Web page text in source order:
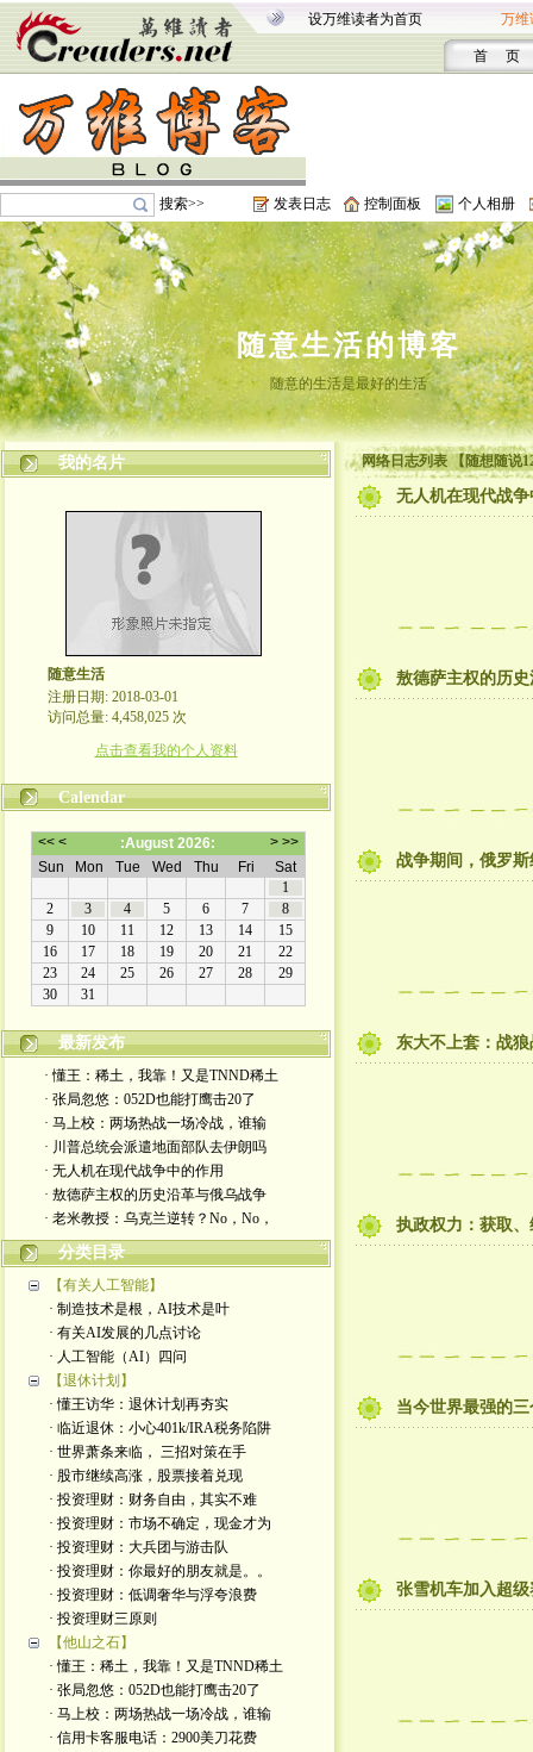
设万维读者为首页 万维
首 页
搜索>> 发表日志 控制面板 个人相册
随意生活的博客
随意的生活是最好的生活
我的名片
随意生活
注册日期: 2018-03-01
访问总量: 4,458,025 次
点击查看我的个人资料
Calendar
最新发布
· 懂王：稀土，我靠！又是TNND稀土
· 张局忽悠：052D也能打鹰击20了
· 马上校：两场热战一场冷战，谁输
· 川普总统会派遣地面部队去伊朗吗
· 无人机在现代战争中的作用
· 敖德萨主权的历史沿革与俄乌战争
· 老米教授：乌克兰逆转？No，No，
分类目录
【有关人工智能】
· 制造技术是根，AI技术是叶
· 有关AI发展的几点讨论
· 人工智能（AI）四问
【退休计划】
· 懂王访华：退休计划再夯实
· 临近退休：小心401k/IRA税务陷阱
· 世界萧条来临， 三招对策在手
· 股市继续高涨，股票接着兑现
· 投资理财：财务自由，其实不难
· 投资理财：市场不确定，现金才为
· 投资理财：大兵团与游击队
· 投资理财：你最好的朋友就是。。
· 投资理财：低调奢华与浮夸浪费
· 投资理财三原则
【他山之石】
· 懂王：稀土，我靠！又是TNND稀土
· 张局忽悠：052D也能打鹰击20了
· 马上校：两场热战一场冷战，谁输
· 信用卡客服电话：2900美刀花费
网络日志列表 【随想随说
无人机在现代战
敖德萨主权的历
战争期间，俄罗
东大不上套：战
执政权力：获取
当今世界最强的
张雪机车加入超